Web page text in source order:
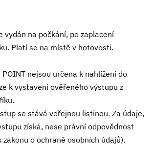
vydán na počkání, po zaplacení
Platí se na místě v hotovosti.
nejsou určena k nahlížení do
k vystavení ověřeného výstupu z
se stává veřejnou listinou. Za údaje,
získá, nese právní odpovědnost
zákonu o ochraně osobních údajů).